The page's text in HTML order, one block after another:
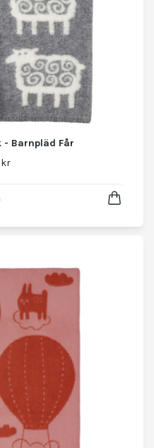
- Barnpläd Får
kr